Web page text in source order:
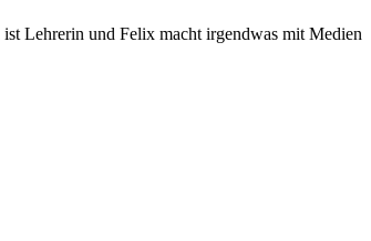
Lehrerin und Felix macht irgendwas mit Medien